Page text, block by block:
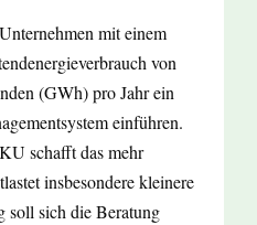
mit einem
von
(GWh) pro Jahr ein
einführen.
schafft das mehr
insbesondere kleinere
soll sich die Beratung